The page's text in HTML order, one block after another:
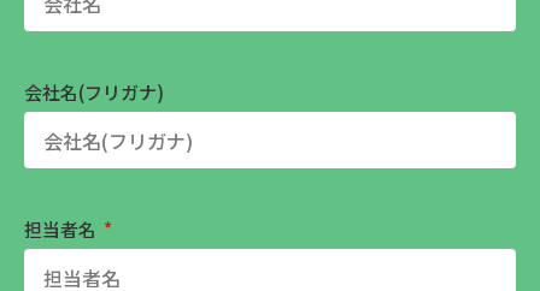
会社名(フリガナ)
担当者名